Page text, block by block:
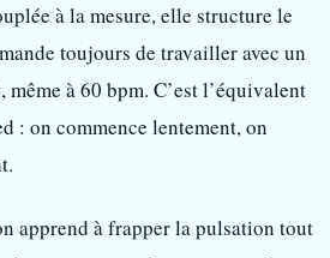
à la mesure, elle structure le
toujours de travailler avec un
à 60 bpm. C’est l’équivalent
: on commence lentement, on
apprend à frapper la pulsation tout